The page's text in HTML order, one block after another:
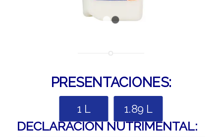
PRESENTACIONES:
1 L 1.89 L
DECLARACIÓN NUTRIMENTAL: